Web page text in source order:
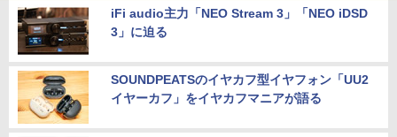
iFi audio主力「NEO Stream 3」「NEO iDSD
3」に迫る
SOUNDPEATSのイヤカフ型イヤフォン「UU2
イヤーカフ」をイヤカフマニアが語る